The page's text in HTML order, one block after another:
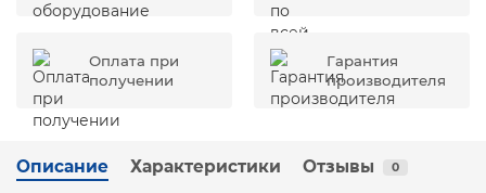
Оплата при
получении
Гарантия
производителя
Описание Характеристики Отзывы 0